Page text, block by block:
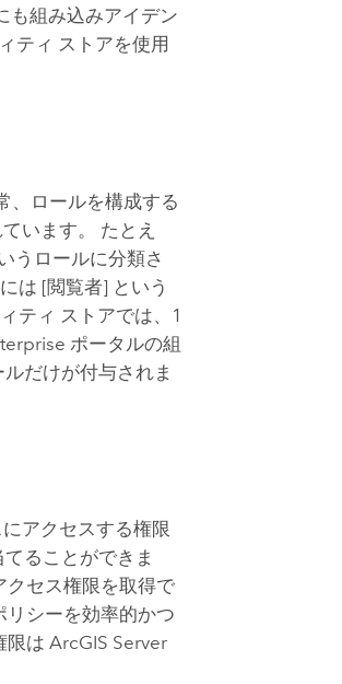
も組み込みアイデン
ティ ストアを使用
、ロールを構成する
います。 たとえ
うロールに分類さ
は [閲覧者] という
ティ ストアでは、1
ポータルの組
だけが付与されま
アクセスする権限
ることができま
クセス権限を取得で
リシーを効率的かつ
限はArcGIS Server